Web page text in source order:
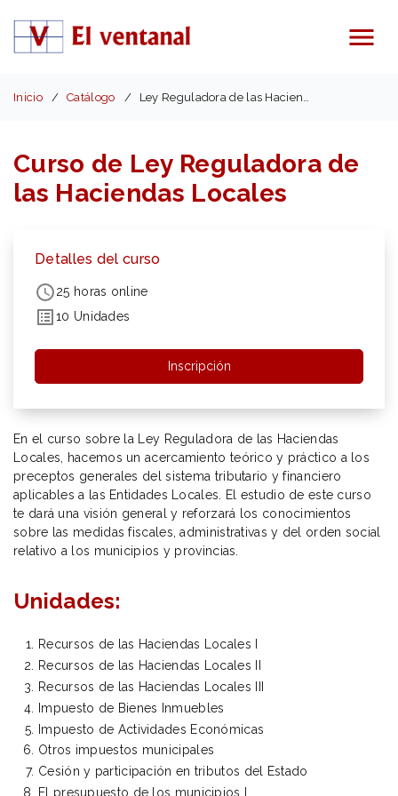
Menú
Inicio Catálogo Ley Reguladora de las Haciendas Locales
Curso de Ley Reguladora de
las Haciendas Locales
Detalles del curso
25 horas online
10 Unidades
Inscripción
En el curso sobre la Ley Reguladora de las Haciendas
Locales, hacemos un acercamiento teórico y práctico a los
preceptos generales del sistema tributario y financiero
aplicables a las Entidades Locales. El estudio de este curso
te dará una visión general y reforzará los conocimientos
sobre las medidas fiscales, administrativas y del orden social
relativo a los municipios y provincias.
Unidades:
Recursos de las Haciendas Locales I
Recursos de las Haciendas Locales II
Recursos de las Haciendas Locales III
Impuesto de Bienes Inmuebles
Impuesto de Actividades Económicas
Otros impuestos municipales
Cesión y participación en tributos del Estado
El presupuesto de los municipios I